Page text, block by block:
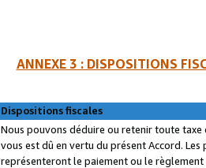
ANNEXE 3 : DISPOSITIONS
Dispositions fiscales
Nous pouvons déduire ou retenir toute
vous est dû en vertu du présent Accord.
représenteront le paiement ou le